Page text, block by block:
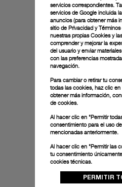
servicios correspondientes.
servicios de Google incluida
anuncios (para obtener más
sitio de Privacidad y
nuestras propias Cookies y
comprender y mejorar la
del usuario y enviar
con las preferencias
navegación.
Para cambiar o retirar tu
todas las cookies, haz clic
obtener más información,
de cookies.
Al hacer clic en "Permitir
consentimiento para el uso
mencionadas anteriormente.
Al hacer clic en "Permitir las
tu consentimiento
cookies técnicas.
PERMITIR